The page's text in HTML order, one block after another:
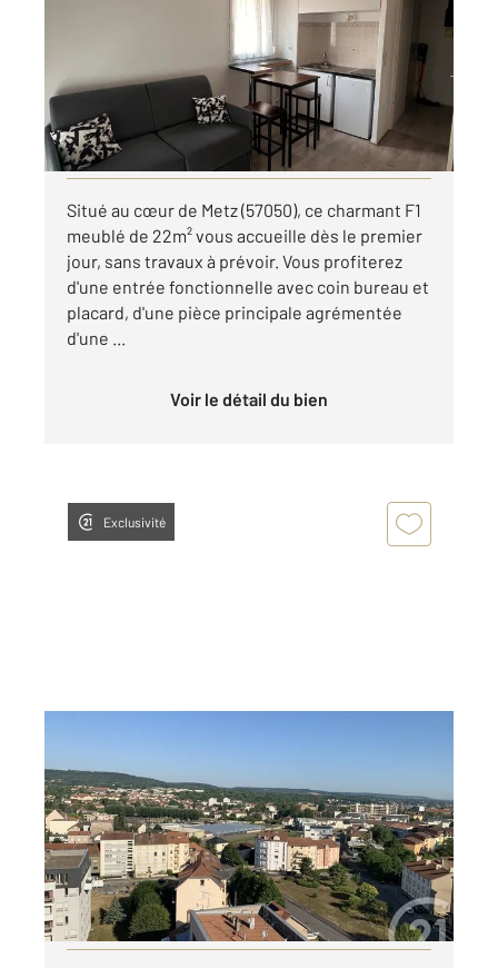
Appartement F1 à louer
518 €
par mois charges comprises
Visiter le site dédié
Situé au cœur de Metz (57050), ce charmant F1
meublé de 22m² vous accueille dès le premier
jour, sans travaux à prévoir. Vous profiterez
d'une entrée fonctionnelle avec coin bureau et
placard, d'une pièce principale agrémentée
d'une ...
Voir le détail du bien
Exclusivité
Ref : 28616
Appartement F2 à louer
750 €
par mois charges comprises
Visiter le site dédié